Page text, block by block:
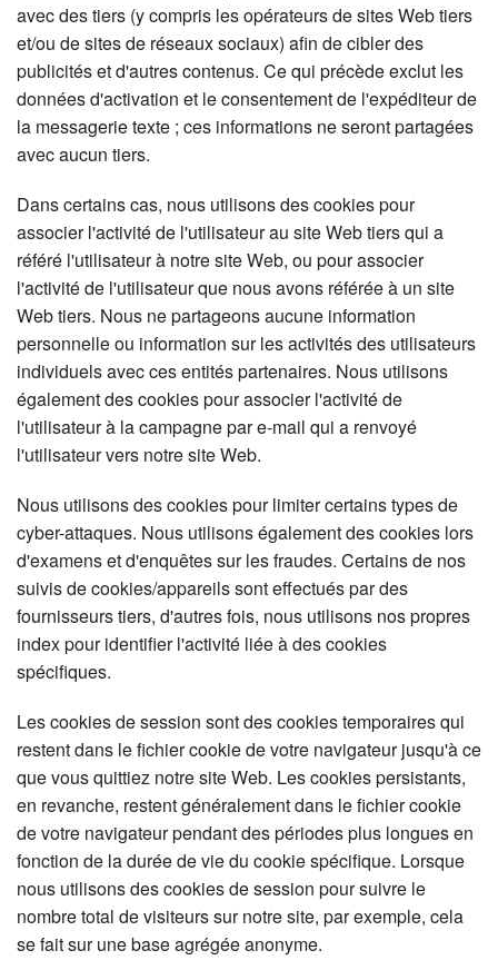
avec des tiers (y compris les opérateurs de sites Web tiers
et/ou de sites de réseaux sociaux) afin de cibler des
publicités et d'autres contenus. Ce qui précède exclut les
données d'activation et le consentement de l'expéditeur de
la messagerie texte ; ces informations ne seront partagées
avec aucun tiers.
Dans certains cas, nous utilisons des cookies pour
associer l'activité de l'utilisateur au site Web tiers qui a
référé l'utilisateur à notre site Web, ou pour associer
l'activité de l'utilisateur que nous avons référée à un site
Web tiers. Nous ne partageons aucune information
personnelle ou information sur les activités des utilisateurs
individuels avec ces entités partenaires. Nous utilisons
également des cookies pour associer l'activité de
l'utilisateur à la campagne par e-mail qui a renvoyé
l'utilisateur vers notre site Web.
Nous utilisons des cookies pour limiter certains types de
cyber-attaques. Nous utilisons également des cookies lors
d'examens et d'enquêtes sur les fraudes. Certains de nos
suivis de cookies/appareils sont effectués par des
fournisseurs tiers, d'autres fois, nous utilisons nos propres
index pour identifier l'activité liée à des cookies
spécifiques.
Les cookies de session sont des cookies temporaires qui
restent dans le fichier cookie de votre navigateur jusqu'à ce
que vous quittiez notre site Web. Les cookies persistants,
en revanche, restent généralement dans le fichier cookie
de votre navigateur pendant des périodes plus longues en
fonction de la durée de vie du cookie spécifique. Lorsque
nous utilisons des cookies de session pour suivre le
nombre total de visiteurs sur notre site, par exemple, cela
se fait sur une base agrégée anonyme.